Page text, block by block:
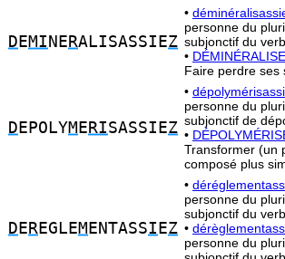
D EMI NE RALISASSIEZ
•
personne du
subjonctif du
•
Faire perdre ses
D EPOLYM E RISASSIEZ
•
personne du
subjonctif de
•
Transformer (un
composé plus
D E REGLEM ENTASSI EZ
•
personne du
subjonctif du
•
personne du